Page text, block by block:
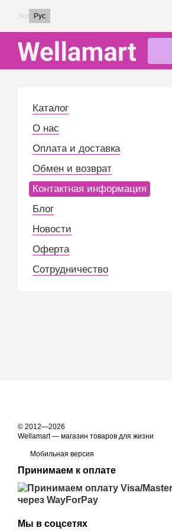
Перейти к основному контенту
Укр Рус
Каталог
О нас
Оплата и доставка
Обмен и возврат
Контактная информация
Блог
Новости
Оферта
Сотрудничество
© 2012—2026
Wellamart — магазин товаров для жизни
Мобильная версия
Принимаем к оплате
Мы в соцсетях